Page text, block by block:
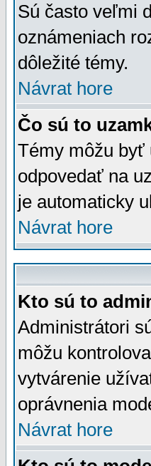
Sú často veľmi
oznámeniach
dôležité témy.
Návrat hore
Čo sú to
Témy môžu byť
odpovedať na
je automaticky
Návrat hore
Kto sú to
Administrátori
môžu
vytvárenie
oprávnenia
Návrat hore